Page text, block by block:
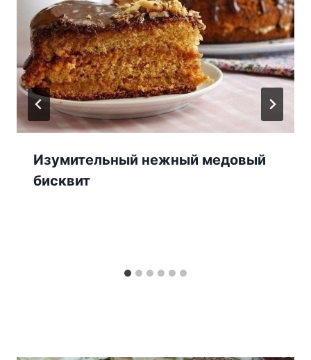
Изумительный нежный медовый
бисквит